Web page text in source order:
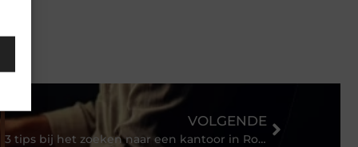
VOLGENDE
3 tips bij het zoeken naar een kantoor in Rotterdam